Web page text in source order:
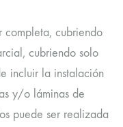
completa, cubriendo
cubriendo solo
incluir la instalación
y/o láminas de
puede ser realizada